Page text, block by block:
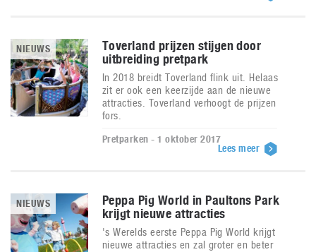
NIEUWS
Toverland prijzen stijgen door
uitbreiding pretpark
In 2018 breidt Toverland flink uit. Helaas
zit er ook een keerzijde aan de nieuwe
attracties. Toverland verhoogt de prijzen
fors.
Pretparken - 1 oktober 2017
Lees meer
NIEUWS
Peppa Pig World in Paultons Park
krijgt nieuwe attracties
's Werelds eerste Peppa Pig World krijgt
nieuwe attracties en zal groter en beter